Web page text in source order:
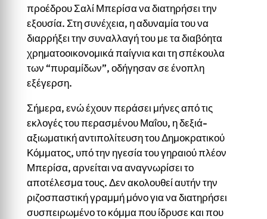
προέδρου Σαλί Μπερίσα να διατηρήσει την
εξουσία. Στη συνέχεια, η αδυναμία του να
διαρρήξει την συναλλαγή του με τα διαβόητα
χρηματοοικονομικά παίγνια και τη σπέκουλα
των “πυραμίδων”, οδήγησαν σε ένοπλη
εξέγερση.
Σήμερα, ενώ έχουν περάσει μήνες από τις
εκλογές του περασμένου Μαΐου, η δεξιά-
αξιωματική αντιπολίτευση του Δημοκρατικού
Κόμματος, υπό την ηγεσία του γηραιού πλέον
Μπερίσα, αρνείται να αναγνωρίσει το
αποτέλεσμα τους. Δεν ακολουθεί αυτήν την
ριζοσπαστική γραμμή μόνο για να διατηρήσει
συσπειρωμένο το κόμμα που ίδρυσε και που